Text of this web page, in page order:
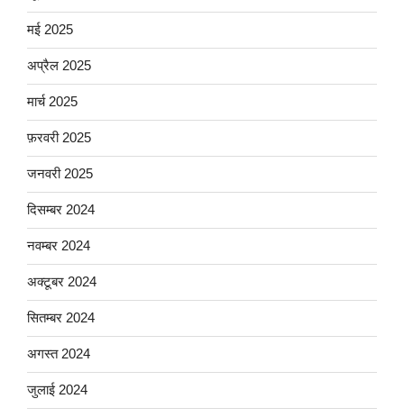
मई 2025
अप्रैल 2025
मार्च 2025
फ़रवरी 2025
जनवरी 2025
दिसम्बर 2024
नवम्बर 2024
अक्टूबर 2024
सितम्बर 2024
अगस्त 2024
जुलाई 2024